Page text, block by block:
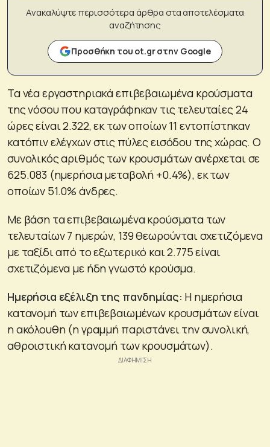
Ανακαλύψτε περισσότερα άρθρα στα αποτελέσματα
αναζήτησης
Προσθήκη του ot.gr στην Google
Τα νέα εργαστηριακά επιβεβαιωμένα κρούσματα
της νόσου που καταγράφηκαν τις τελευταίες 24
ώρες είναι 2.322, εκ των οποίων 11 εντοπίστηκαν
κατόπιν ελέγχων στις πύλες εισόδου της χώρας. Ο
συνολικός αριθμός των κρουσμάτων ανέρχεται σε
625.083 (ημερήσια μεταβολή +0.4%), εκ των
οποίων 51.0% άνδρες.
Με βάση τα επιβεβαιωμένα κρούσματα των
τελευταίων 7 ημερών, 139 θεωρούνται σχετιζόμενα
με ταξίδι από το εξωτερικό και 2.775 είναι
σχετιζόμενα με ήδη γνωστό κρούσμα.
Ημερήσια εξέλιξη της πανδημίας: Η ημερήσια
κατανομή των επιβεβαιωμένων κρουσμάτων είναι
η ακόλουθη (η γραμμή παριστάνει την συνολική,
αθροιστική κατανομή των κρουσμάτων).